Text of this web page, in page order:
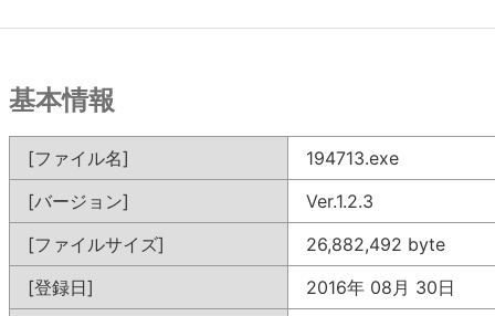
基本情報
[ファイル名]
194713.exe
[バージョン]
Ver.1.2.3
[ファイルサイズ]
26,882,492 byte
[登録日]
2016年 08月 30日